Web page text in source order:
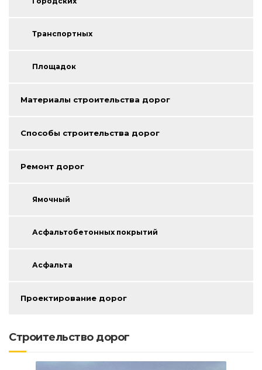
Транспортных
Площадок
Материалы строительства дорог
Способы строительства дорог
Ремонт дорог
Ямочный
Асфальтобетонных покрытий
Асфальта
Проектирование дорог
Строительство дорог